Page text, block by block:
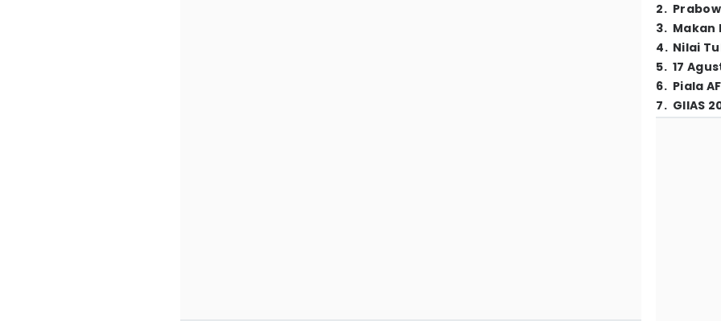
2.
3. Makan
4. Nilai
5. 17
6. Piala
7. GIIAS